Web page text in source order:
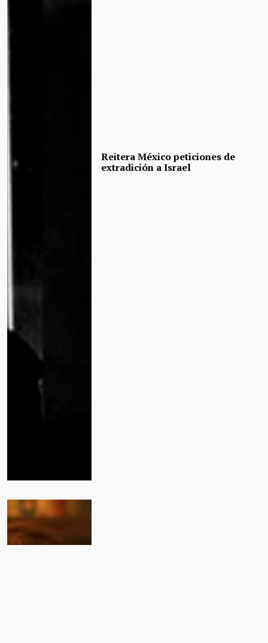
Reitera México peticiones de
extradición a Israel